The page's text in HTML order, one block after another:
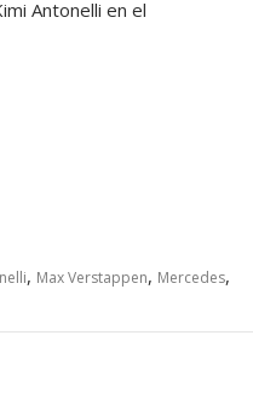
Antonelli en el
, Max Verstappen, Mercedes,